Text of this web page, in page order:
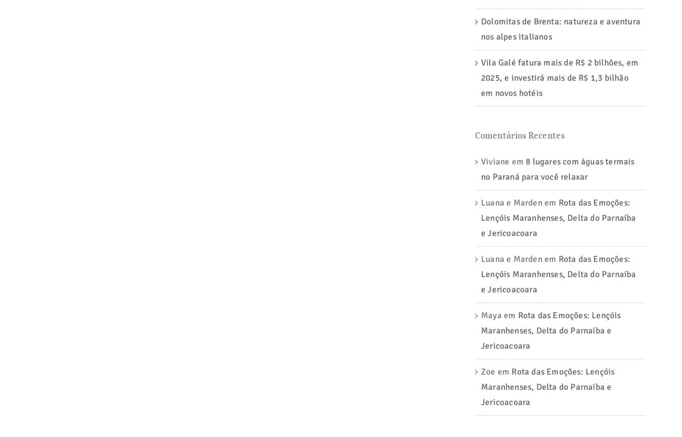
Dolomitas de Brenta: natureza e aventura
nos alpes italianos
Vila Galé fatura mais de R$ 2 bilhões, em
2025, e investirá mais de R$ 1,3 bilhão
em novos hotéis
Comentários Recentes
Viviane em 8 lugares com águas termais
no Paraná para você relaxar
Luana e Marden em Rota das Emoções:
Lençóis Maranhenses, Delta do Parnaíba
e Jericoacoara
Luana e Marden em Rota das Emoções:
Lençóis Maranhenses, Delta do Parnaíba
e Jericoacoara
Maya em Rota das Emoções: Lençóis
Maranhenses, Delta do Parnaíba e
Jericoacoara
Zoe em Rota das Emoções: Lençóis
Maranhenses, Delta do Parnaíba e
Jericoacoara